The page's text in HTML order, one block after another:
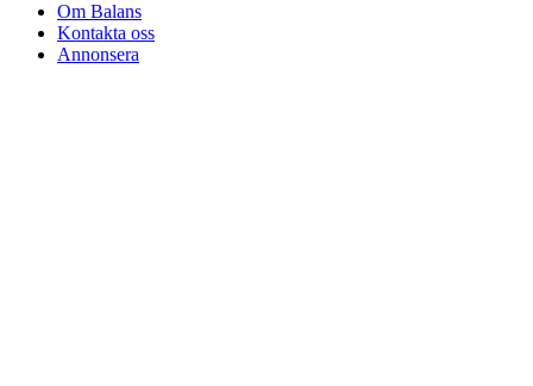
Om Balans
Kontakta oss
Annonsera